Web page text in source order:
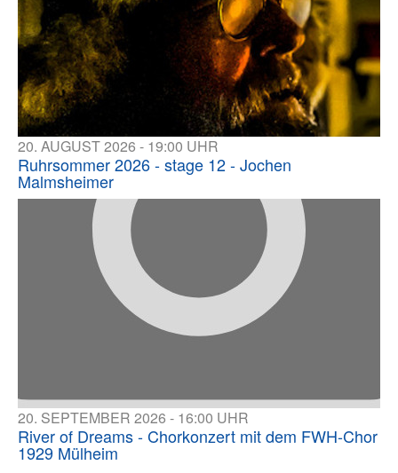
20. AUGUST 2026 - 19:00 UHR
Ruhrsommer 2026 - stage 12 - Jochen
Malmsheimer
20. SEPTEMBER 2026 - 16:00 UHR
River of Dreams - Chorkonzert mit dem FWH-Chor
1929 Mülheim